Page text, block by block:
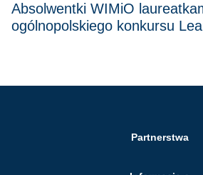
Absolwentki WIMiO
ogólnopolskiego konkursu
Partnerstwa